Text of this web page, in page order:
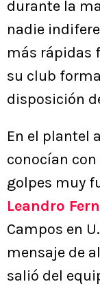
durante la
nadie
más rápidas
su club
disposición
En el plantel
conocían con
golpes muy
Leandro
Campos en
mensaje de
salió del